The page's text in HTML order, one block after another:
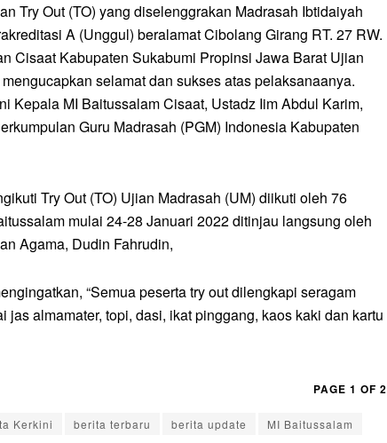
Try Out (TO) yang diselenggrakan Madrasah Ibtidaiyah
A (Unggul) beralamat Cibolang Girang RT. 27 RW.
Cisaat Kabupaten Sukabumi Propinsi Jawa Barat Ujian
selamat dan sukses atas pelaksanaanya.
Kepala MI Baitussalam Cisaat, Ustadz Iim Abdul Karim,
Guru Madrasah (PGM) Indonesia Kabupaten
Try Out (TO) Ujian Madrasah (UM) diikuti oleh 76
mulai 24-28 Januari 2022 ditinjau langsung oleh
Agama, Dudin Fahrudin,
“Semua peserta try out dilengkapi seragam
jas almamater, topi, dasi, ikat pinggang, kaos kaki dan kartu
PAGE 1 OF 2
Kerkini berita terbaru berita update
MI Baitussalam